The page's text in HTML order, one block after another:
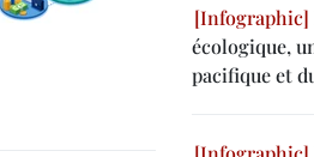
écologique,
pacifique et